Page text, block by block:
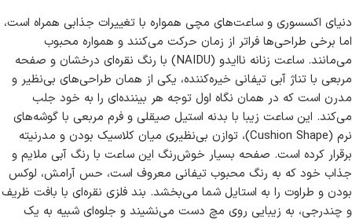
دنیای اکسسوری و ساعت‌های مچی همواره با تغییرات جذابی همراه است،
اما برخی طراحی‌ها فراتر از زمان حرکت می‌کنند و همواره محبوب
می‌مانند. ساعت زنانه ناایدو (NAIDU) با رنگ نقره‌ای درخشان و صفحه
مربعی با تناژ آبی تیفانی خیره‌کننده، یکی از همان طراحی‌های بی‌نظیر و
مدرن است که در همان نگاه اول توجه هر بیننده‌ای را به خود جلب
می‌کند. این ساعت زیبا با بدنه استیل صیقلی و فرم مربعی با گوشه‌های
نرم (Cushion Shape)، توازن بی‌نظیری میان کلاسیک بودن و مدرنیته
برقرار کرده است. صفحه بسیار خوش‌رنگ این ساعت با رنگ آبی ملایم و
جذاب خود که به رنگ محبوب تیفانی معروف است، حس آرامش، لوکس
بودن و طراوت را به استایل شما می‌بخشد. بند فلزی نقره‌ای با بافت ظریف
و چند‌رجی، به زیبایی روی مچ دست می‌نشیند و جلوه‌ای شبیه به یک